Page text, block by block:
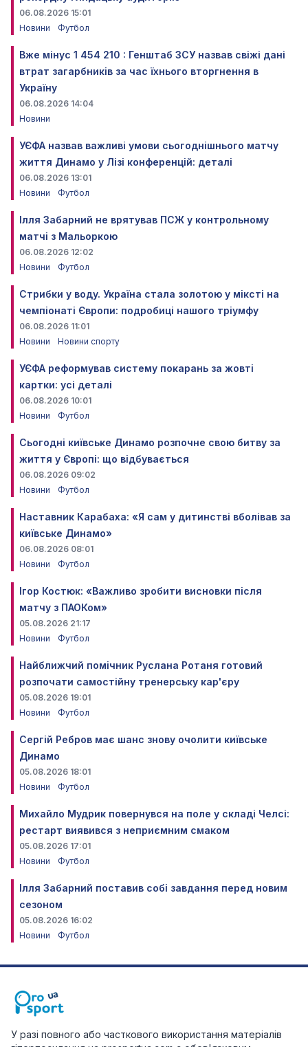
06.08.2026 15:01
Новини
Футбол
Вже мінус 1 454 210 : Генштаб ЗСУ назвав свіжі дані
втрат загарбників за час їхнього вторгнення в
Україну
06.08.2026 14:04
Новини
УЄФА назвав важливі умови сьогоднішнього матчу
життя Динамо у Лізі конференцій: деталі
06.08.2026 13:01
Новини
Футбол
Ілля Забарний не врятував ПСЖ у контрольному
матчі з Мальоркою
06.08.2026 12:02
Новини
Футбол
Стрибки у воду. Україна стала золотою у міксті на
чемпіонаті Європи: подробиці нашого тріумфу
06.08.2026 11:01
Новини
Новини спорту
УЄФА реформував систему покарань за жовті
картки: усі деталі
06.08.2026 10:01
Новини
Футбол
Сьогодні київське Динамо розпочне свою битву за
життя у Європі: що відбувається
06.08.2026 09:02
Новини
Футбол
Наставник Карабаха: «Я сам у дитинстві вболівав за
київське Динамо»
06.08.2026 08:01
Новини
Футбол
Ігор Костюк: «Важливо зробити висновки після
матчу з ПАОКом»
05.08.2026 21:17
Новини
Футбол
Найближчий помічник Руслана Ротаня готовий
розпочати самостійну тренерську кар'єру
05.08.2026 19:01
Новини
Футбол
Сергій Ребров має шанс знову очолити київське
Динамо
05.08.2026 18:01
Новини
Футбол
Михайло Мудрик повернувся на поле у складі Челсі:
рестарт виявився з неприємним смаком
05.08.2026 17:01
Новини
Футбол
Ілля Забарний поставив собі завдання перед новим
сезоном
05.08.2026 16:02
Новини
Футбол
У разі повного або часткового використання матеріалів